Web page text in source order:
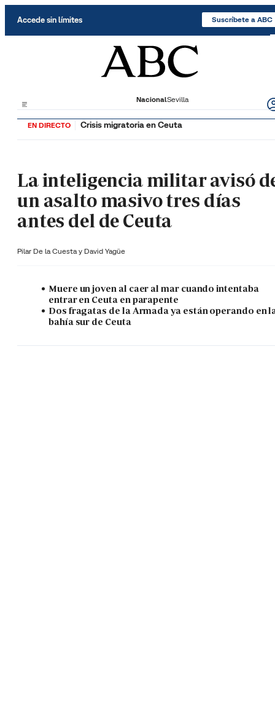
Accede sin límites Suscríbete a ABC
NacionalSevilla
EN DIRECTO Crisis migratoria en Ceuta
La inteligencia militar avisó
un asalto masivo tres días
antes del de Ceuta
Pilar De la Cuesta y David Yagüe
Muere un joven al caer al mar cuando intentaba
entrar en Ceuta en parapente
Dos fragatas de la Armada ya están operando en
bahía sur de Ceuta